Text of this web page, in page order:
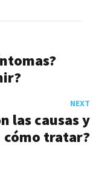
NEXT
las causas y
cómo tratar?